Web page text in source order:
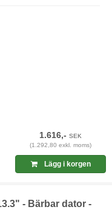
1.616,-SEK
(1.292,80 exkl. moms)
Lägg i korgen
- Bärbar dator -